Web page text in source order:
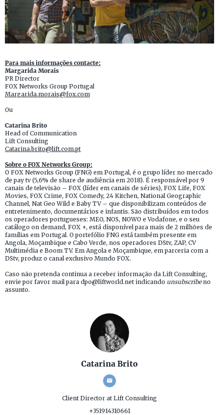
Para mais informações contacte:
Margarida Morais
PR Director
FOX Networks Group Portugal
Margarida.morais@fox.com
Ou
Catarina Brito
Head of Communication
Lift Consulting
Catarina.brito@lift.com.pt
Sobre o FOX Networks Group:
O FOX Networks Group (FNG) em Portugal, é o grupo líder no mercado
de pay tv (5,6% de share de audiência em 2018). É responsável por 9
canais de televisão – FOX (líder em canais de séries), FOX Life, FOX
Movies, FOX Crime, FOX Comedy, 24 Kitchen, National Geographic
Channel, Nat Geo Wild e Baby TV – que disponibilizam conteúdos de
entretenimento, documentários e infantis. São distribuídos em todos
os operadores portugueses: MEO, NOS, NOWO e Vodafone, e o seu
catálogo on demand, FOX +, está disponível para mais de 2 milhões de
famílias em Portugal. O portefólio FNG está também presente em
Angola, Moçambique e Cabo Verde, nos operadores DStv, ZAP, CV
Multimédia e Boom TV. Em Angola e Moçambique, em parceria com a
DStv, produz o canal exclusivo Mundo FOX.
Caso não pretenda continua a receber informação da Lift Consulting,
envie por favor mail para dpo@liftworld.net indicando unsubscribeno
assunto.
Catarina Brito
Client Director at Lift Consulting
+351914310661